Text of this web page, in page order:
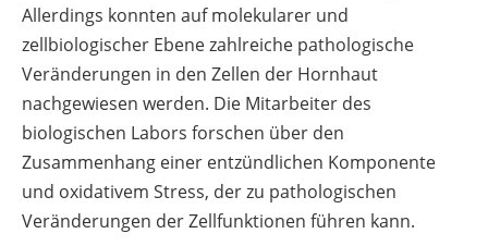
Allerdings konnten auf molekularer und
zellbiologischer Ebene zahlreiche pathologische
Veränderungen in den Zellen der Hornhaut
nachgewiesen werden. Die Mitarbeiter des
biologischen Labors forschen über den
Zusammenhang einer entzündlichen Komponente
und oxidativem Stress, der zu pathologischen
Veränderungen der Zellfunktionen führen kann.